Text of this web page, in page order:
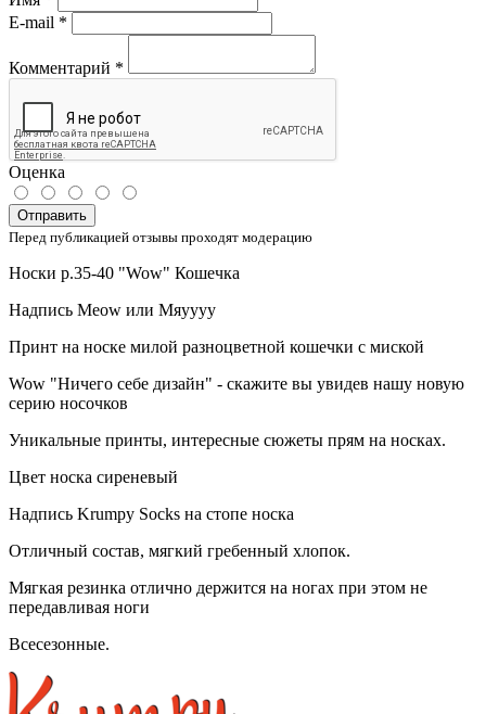
E-mail *
Комментарий *
Оценка
Отправить
Перед публикацией отзывы проходят модерацию
Носки р.35-40 "Wow" Кошечка
Надпись Meow или Мяуууу
Принт на носке милой разноцветной кошечки с миской
Wow "Ничего себе дизайн" - скажите вы увидев нашу новую
серию носочков
Уникальные принты, интересные сюжеты прям на носках.
Цвет носка сиреневый
Надпись Krumpy Socks на стопе носка
Отличный состав, мягкий гребенный хлопок.
Мягкая резинка отлично держится на ногах при этом не
передавливая ноги
Всесезонные.